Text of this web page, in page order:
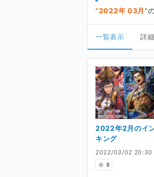
2022年 03月
一覧表示 詳
2022/03/02 20:30
8
2022年2月のイ
キング